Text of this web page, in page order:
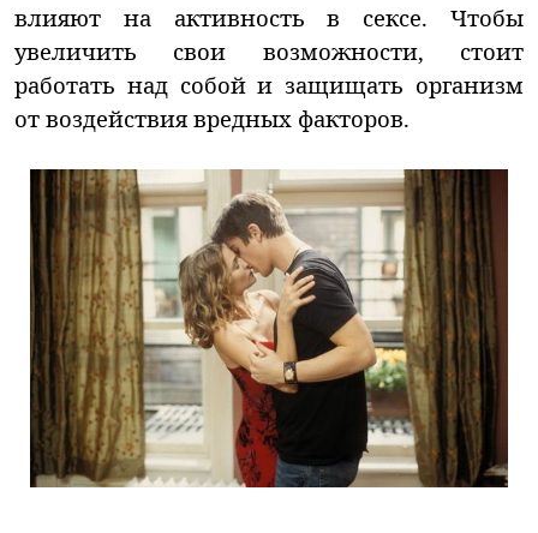
влияют на активность в сексе. Чтобы
увеличить свои возможности, стоит
работать над собой и защищать организм
от воздействия вредных факторов.